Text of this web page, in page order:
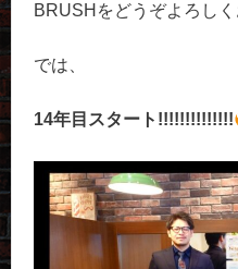
BRUSHをどうぞよろし
では、
14年目スタート!!!!!!!!!!!!!!